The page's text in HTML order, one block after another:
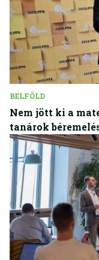
BELFÖLD
Nem jött ki a
tanárok